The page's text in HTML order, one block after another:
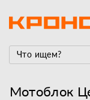
Мотоблок